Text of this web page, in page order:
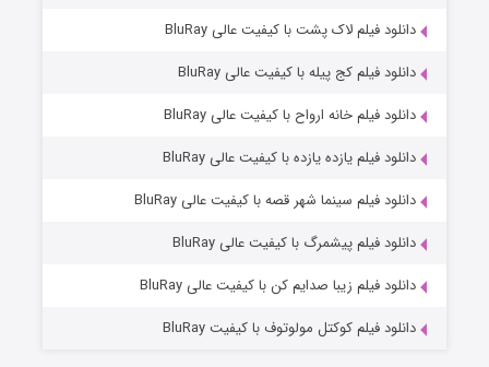
دانلود فیلم لاک پشت با کیفیت عالی BluRay
دانلود فیلم کج‌ پیله با کیفیت عالی BluRay
دانلود فیلم خانه ارواح با کیفیت عالی BluRay
دانلود فیلم یازده یازده با کیفیت عالی BluRay
دانلود فیلم سینما شهر قصه با کیفیت عالی BluRay
دانلود فیلم پیشمرگ با کیفیت عالی BluRay
دانلود فیلم زیبا صدایم کن با کیفیت عالی BluRay
دانلود فیلم کوکتل مولوتوف با کیفیت BluRay